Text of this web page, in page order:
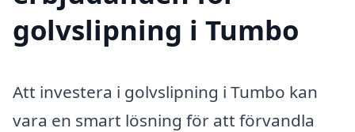
golvslipning i Tumbo
Att investera i golvslipning i Tumbo kan
vara en smart lösning för att förvandla